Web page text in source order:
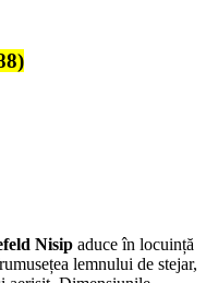
Nisip aduce în locuință
lemnului de stejar,